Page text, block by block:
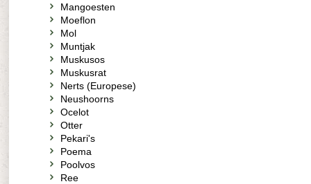
Mangoesten
Moeflon
Mol
Muntjak
Muskusos
Muskusrat
Nerts (Europese)
Neushoorns
Ocelot
Otter
Pekari's
Poema
Poolvos
Ree